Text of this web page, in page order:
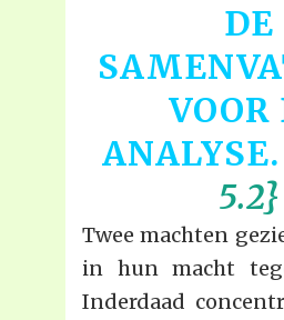
DE
VOOR
ANALYSE.
5.2}
Twee machten
in hun macht
Inderdaad